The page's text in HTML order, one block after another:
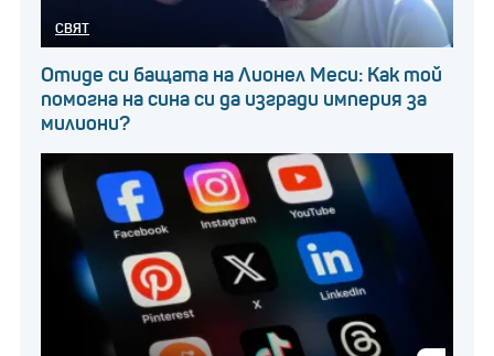
СВЯТ
Отиде си бащата на Лионел Меси: Как той
помогна на сина си да изгради империя за
милиони?